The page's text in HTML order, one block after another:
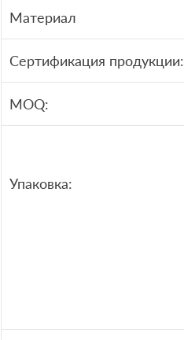
Материал
Сертификация продукции:
MOQ:
Упаковка: